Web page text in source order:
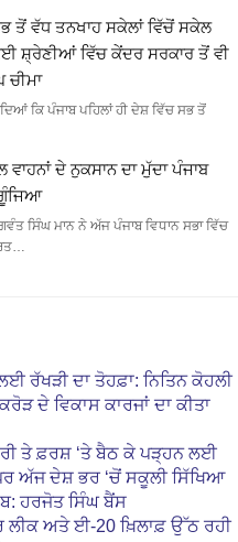
ਤੋਂ ਵੱਧ ਤਨਖਾਹ ਸਕੇਲਾਂ ਵਿੱਚੋਂ ਸਕੇਲ
ਸ਼੍ਰੇਣੀਆਂ ਵਿੱਚ ਕੇਂਦਰ ਸਰਕਾਰ ਤੋਂ ਵੀ
ਚੀਮਾ
ਕਿ ਪੰਜਾਬ ਪਹਿਲਾਂ ਹੀ ਦੇਸ਼ ਵਿੱਚ ਸਭ ਤੋਂ
ਦੇ ਨੁਕਸਾਨ ਦਾ ਮੁੱਦਾ ਪੰਜਾਬ
ਗੂੰਜਿਆ
ਸਿੰਘ ਮਾਨ ਨੇ ਅੱਜ ਪੰਜਾਬ ਵਿਧਾਨ ਸਭਾ ਵਿੱਚ
ਰੱਖੜੀ ਦਾ ਤੋਹਫ਼ਾ: ਨਿਤਿਨ ਕੋਹਲੀ
ਦੇ ਵਿਕਾਸ ਕਾਰਜਾਂ ਦਾ ਕੀਤਾ
ਤੇ ਫ਼ਰਸ਼ ‘ਤੇ ਬੈਠ ਕੇ ਪੜ੍ਹਨ ਲਈ
ਅੱਜ ਦੇਸ਼ ਭਰ ‘ਚੋਂ ਸਕੂਲੀ ਸਿੱਖਿਆ
ਹਰਜੋਤ ਸਿੰਘ ਬੈਂਸ
ਲੀਕ ਅਤੇ ਈ-20 ਖ਼ਿਲਾਫ਼ ਉੱਠ ਰਹੀ